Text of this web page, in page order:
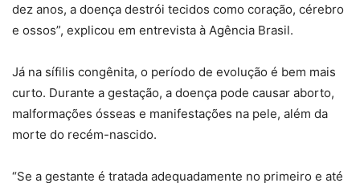
dez anos, a doença destrói tecidos como coração, cérebro
e ossos”, explicou em entrevista à Agência Brasil.
Já na sífilis congênita, o período de evolução é bem mais
curto. Durante a gestação, a doença pode causar aborto,
malformações ósseas e manifestações na pele, além da
morte do recém-nascido.
“Se a gestante é tratada adequadamente no primeiro e até